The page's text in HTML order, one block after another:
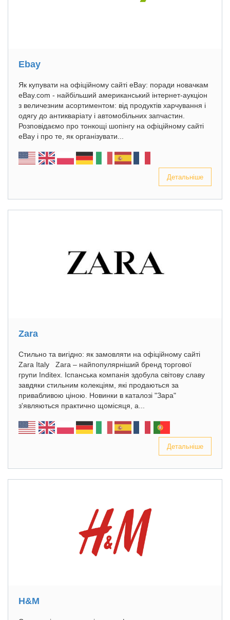
Ebay
Як купувати на офіційному сайті eBay: поради новачкам
eBay.com - найбільший американський інтернет-аукціон
з величезним асортиментом: від продуктів харчування і
одягу до антикваріату і автомобільних запчастин.
Розповідаємо про тонкощі шопінгу на офіційному сайті
eBay і про те, як організувати...
Детальніше
Zara
Стильно та вигідно: як замовляти на офіційному сайті
Zara Italy Zara – найпопулярніший бренд торгової
групи Inditex. Іспанська компанія здобула світову славу
завдяки стильним колекціям, які продаються за
привабливою ціною. Новинки в каталозі "Зара"
з'являються практично щомісяця, а...
Детальніше
H&M